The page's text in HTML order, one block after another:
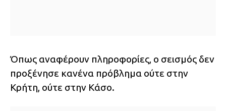
Όπως αναφέρουν πληροφορίες, ο σεισμός δεν
προξένησε κανένα πρόβλημα ούτε στην
Κρήτη, ούτε στην Κάσο.